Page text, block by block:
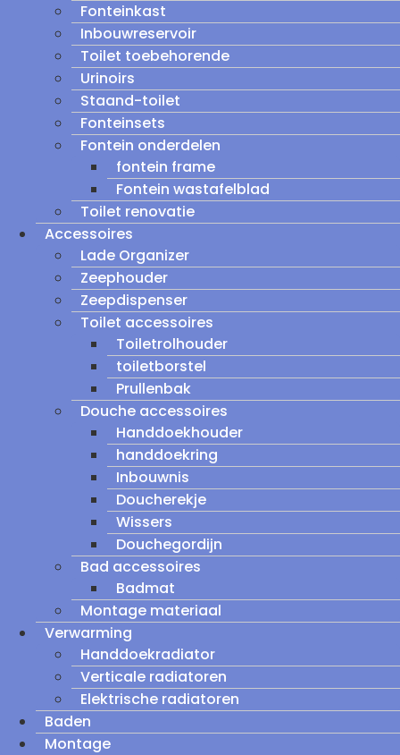
Fonteinkast
Inbouwreservoir
Toilet toebehorende
Urinoirs
Staand-toilet
Fonteinsets
Fontein onderdelen
fontein frame
Fontein wastafelblad
Toilet renovatie
Accessoires
Lade Organizer
Zeephouder
Zeepdispenser
Toilet accessoires
Toiletrolhouder
toiletborstel
Prullenbak
Douche accessoires
Handdoekhouder
handdoekring
Inbouwnis
Doucherekje
Wissers
Douchegordijn
Bad accessoires
Badmat
Montage materiaal
Verwarming
Handdoekradiator
Verticale radiatoren
Elektrische radiatoren
Baden
Montage